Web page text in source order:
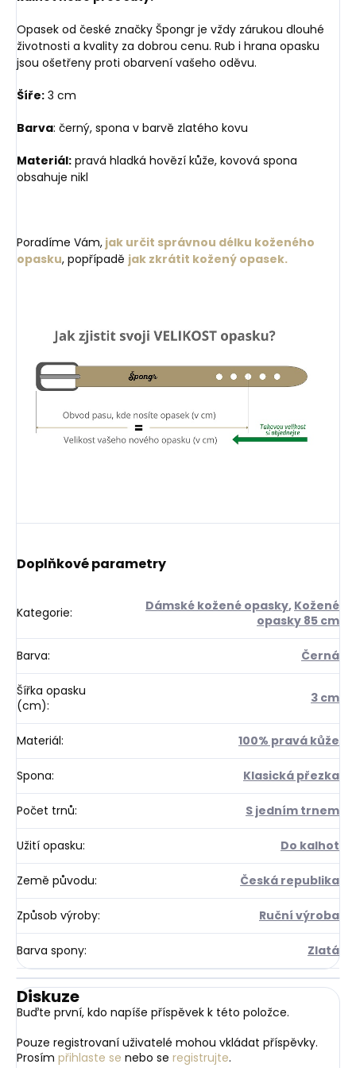
Opasek od české značky Špongr je vždy zárukou dlouhé
životnosti a kvality za dobrou cenu. Rub i hrana opasku
jsou ošetřeny proti obarvení vašeho oděvu.
Šíře: 3 cm
Barva: černý, spona v barvě zlatého kovu
Materiál: pravá hladká hovězí kůže, kovová spona
obsahuje nikl
Poradíme Vám, jak určit správnou délku koženého
opasku, popřípadě jak zkrátit kožený opasek.
Doplňkové parametry
Kategorie: Dámské kožené opasky, Kožené
opasky 85 cm
Barva: Černá
Šířka opasku
(cm): 3 cm
Materiál: 100% pravá kůže
Spona: Klasická přezka
Počet trnů: S jedním trnem
Užití opasku: Do kalhot
Země původu: Česká republika
Způsob výroby: Ruční výroba
Barva spony: Zlatá
Diskuze
Buďte první, kdo napíše příspěvek k této položce.
Pouze registrovaní uživatelé mohou vkládat příspěvky.
Prosím přihlaste se nebo se registrujte.